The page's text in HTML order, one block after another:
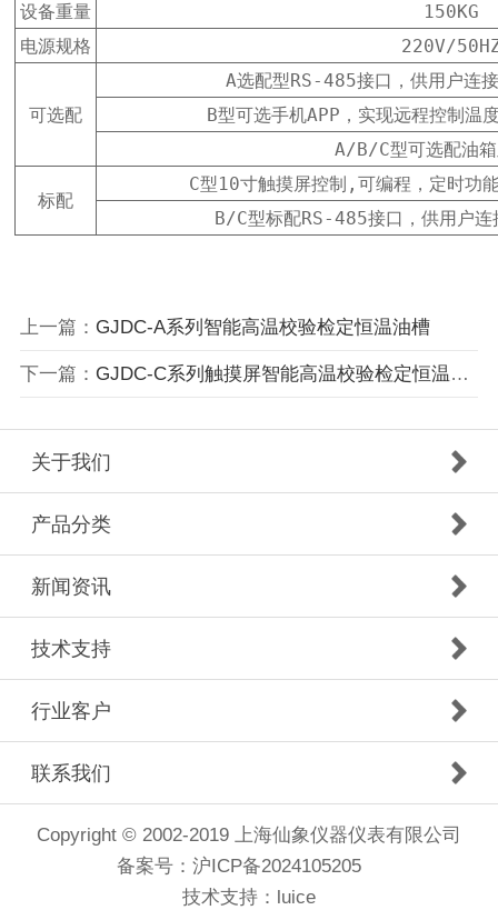
设备重量
150KG
电源规格
220V/
可选配
A选配型RS-485接口，供用户连
B型可选手机APP，实现远程控制温
A/B/C型可选配油
标配
C型10寸触摸屏控制,可编程，定时功
B/C型标配RS-485接口，供用户连
上一篇： GJDC-A系列智能高温校验检定恒温油槽
下一篇： GJDC-C系列触摸屏智能高温校验检定恒温油槽
关于我们
产品分类
新闻资讯
技术支持
行业客户
联系我们
Copyright © 2002-2019 上海仙象仪器仪表有限公司
备案号：沪ICP备2024105205
技术支持：luice